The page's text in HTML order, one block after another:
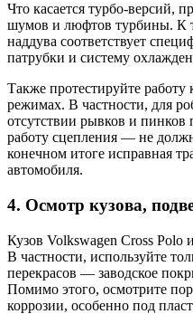
Что касается турбо-версий,
шумов и люфтов турбины. К
наддува соответствует
патрубки и систему
Также протестируйте работу
режимах. В частности, для
отсутствии рывков и
работу сцепления — не
конечном итоге исправная
автомобиля.
4. Осмотр кузова,
Кузов Volkswagen Cross Polo
В частности, используйте
перекрасов — заводское
Помимо этого, осмотрите
коррозии, особенно под